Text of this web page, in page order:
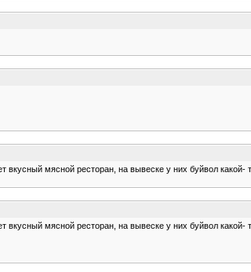
мясной ресторан, на вывеске у них буйвол какой-
мясной ресторан, на вывеске у них буйвол какой-